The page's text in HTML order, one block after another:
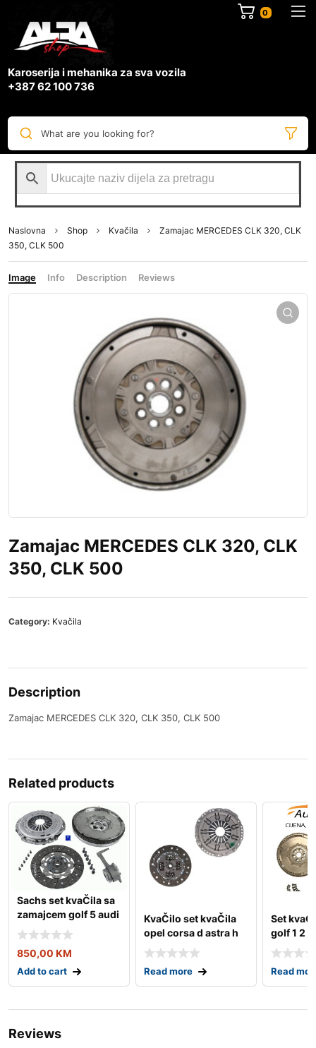
0
Karoserija i mehanika za sva vozila
+387 62 100 736
What are you looking for?
Naslovna Shop Kvačila
Zamajac MERCEDES CLK 320, CLK
350, CLK 500
Image Info Description Reviews
Zamajac MERCEDES CLK 320, CLK
350, CLK 500
Category: Kvačila
Description
Zamajac MERCEDES CLK 320, CLK 350, CLK 500
Related products
Sachs set kvaČila sa
zamajcem golf 5 audi
a3 passat b6 2
850,00 KM
Add to cart
KvaČilo set kvaČila
opel corsa d astra h
gtc
Read more
Set
golf 1 2 3
plus jetta
Read
Reviews